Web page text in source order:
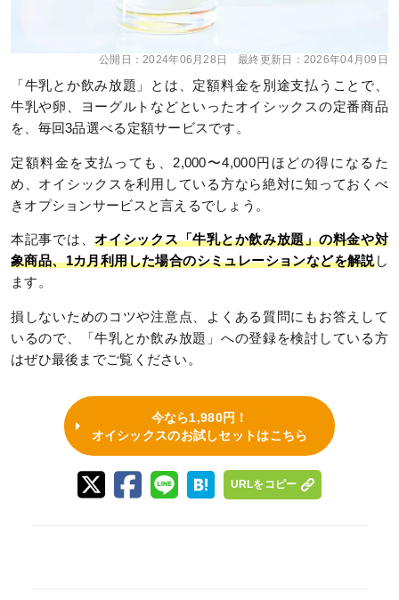
公開日：2024年06月28日 最終更新日： 2026年04月09日
「牛乳とか飲み放題」とは、定額料金を別途支払うことで、
牛乳や卵、ヨーグルトなどといったオイシックスの定番商品
を、毎回3品選べる定額サービスです。
定額料金を支払っても、2,000〜4,000円ほどの得になるた
め、オイシックスを利用している方なら絶対に知っておくべ
きオプションサービスと言えるでしょう。
本記事では、オイシックス「牛乳とか飲み放題」の料金や対
象商品、1カ月利用した場合のシミュレーションなどを解説し
ます。
損しないためのコツや注意点、よくある質問にもお答えして
いるので、「牛乳とか飲み放題」への登録を検討している方
はぜひ最後までご覧ください。
今なら1,980円！
オイシックスのお試しセットはこちら
URLをコピー